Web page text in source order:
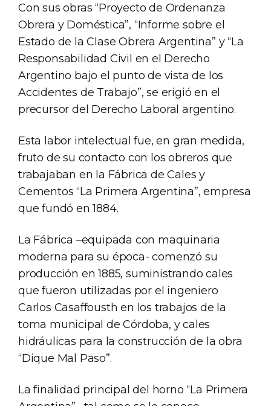
Con sus obras “Proyecto de Ordenanza
Obrera y Doméstica”, “Informe sobre el
Estado de la Clase Obrera Argentina” y “La
Responsabilidad Civil en el Derecho
Argentino bajo el punto de vista de los
Accidentes de Trabajo”, se erigió en el
precursor del Derecho Laboral argentino.
Esta labor intelectual fue, en gran medida,
fruto de su contacto con los obreros que
trabajaban en la Fábrica de Cales y
Cementos “La Primera Argentina”, empresa
que fundó en 1884.
La Fábrica –equipada con maquinaria
moderna para su época- comenzó su
producción en 1885, suministrando cales
que fueron utilizadas por el ingeniero
Carlos Casaffousth en los trabajos de la
toma municipal de Córdoba, y cales
hidráulicas para la construcción de la obra
“Dique Mal Paso”.
La finalidad principal del horno “La Primera